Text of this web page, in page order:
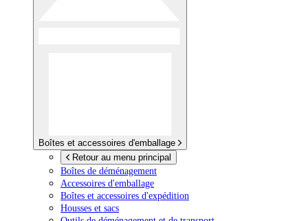
Boîtes et accessoires d'emballage
Retour au menu principal
Boîtes de déménagement
Accessoires d'emballage
Boîtes et accessoires d'expédition
Housses et sacs